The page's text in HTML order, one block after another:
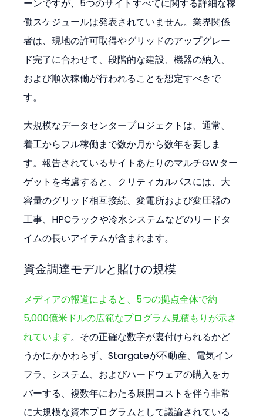
ーンですが、5つのサイトすべてに関する詳細な稼
働スケジュールは発表されていません。業界関係
者は、現地の許可取得やグリッドのアップグレー
ド完了に合わせて、段階的な建設、機器の納入、
および順次稼働が行われることを想定すべきで
す。
大規模なデータセンタープロジェクトは、通常、
着工からフル稼働まで数か月から数年を要しま
す。報告されているサイトあたりのマルチGWター
ゲットを考慮すると、クリティカルパスには、大
容量のグリッド相互接続、変電所および変圧器の
工事、HPCラックや冷水システムなどのリードタ
イムの長いアイテムが含まれます。
資金調達モデルと賭けの規模
メディアの報道によると、5つの拠点全体で約
5,000億米ドルの広範なプログラム見積もりが示さ
れています。その正確な数字が裏付けられるかど
うかにかかわらず、Stargateが不動産、電気イン
フラ、システム、およびハードウェアの購入をカ
バーする、複数年にわたる展開コストを伴う非常
に大規模な資本プログラムとして議論されている